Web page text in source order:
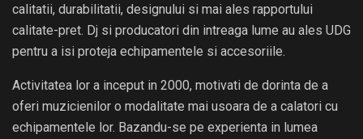
calitatii, durabilitatii, designului si mai ales rapportului
calitate-pret. Dj si producatori din intreaga lume au ales UDG
pentru a isi proteja echipamentele si accesoriile.
Activitatea lor a inceput in 2000, motivati de dorinta de a
oferi muzicienilor o modalitate mai usoara de a calatori cu
echipamentele lor. Bazandu-se pe experienta in lumea